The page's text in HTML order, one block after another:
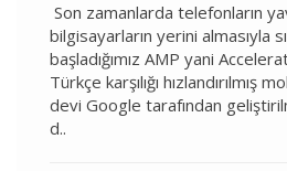
Son zamanlarda telefonların
bilgisayarların yerini almasıyla
başladığımız AMP yani
Türkçe karşılığı hızlandırılmış
devi Google tarafından
d..